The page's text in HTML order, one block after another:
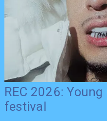
REC 2026:
festival